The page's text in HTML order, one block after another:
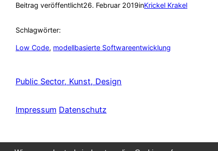
Beitrag veröffentlicht26. Februar 2019inKrickel Krakel
Schlagwörter:
Low Code, modellbasierte Softwareentwicklung
Public Sector, Kunst, Design
Impressum Datenschutz